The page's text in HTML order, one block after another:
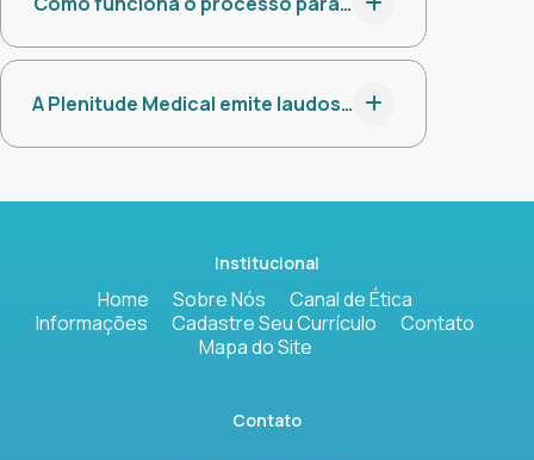
Institucional
Home Sobre Nós
Canal de Ética
Informações
Cadastre Seu Currículo
Contato
Mapa do Site
Contato